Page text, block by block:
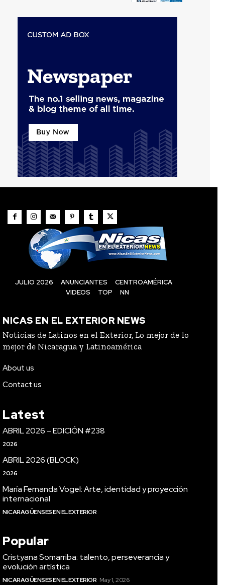
JULIO 2026 ANUNCIANTES
CENTROAMÉRICA
VIDEOS
TOP NN
NICAS EN EL EXTERIOR NEWS
Noticias de Latinos en el Exterior, Lo mejor de lo
mejor de Nicaragua y Latinoamérica
About us
Contact us
Latest
ABRIL 2026 – EDICIÓN #238
2026
ABRIL 2026 (BLOCK)
2026
María Fernanda Vogel: Arte, identidad y proyección
internacional
NICARAGÜENSES EN EL EXTERIOR
Popular
Cristyana Somarriba: talento, perseverancia y
evolución artística
NICARAGÜENSES EN EL EXTERIOR May 1, 2026